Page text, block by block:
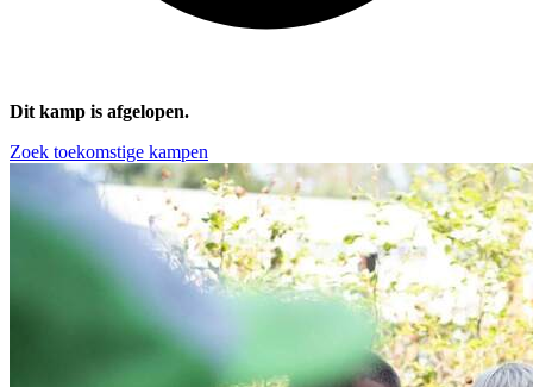
Dit kamp is afgelopen.
Zoek toekomstige kampen